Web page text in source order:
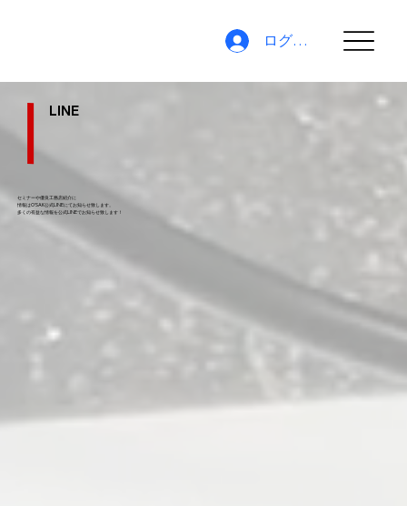
ログイン
LINE
セミナーや優良工務店紹介に
情報はO'SAK公式LINEにてお知らせ致します。
​多くの有益な情報を公式LINEでお知らせ致します！